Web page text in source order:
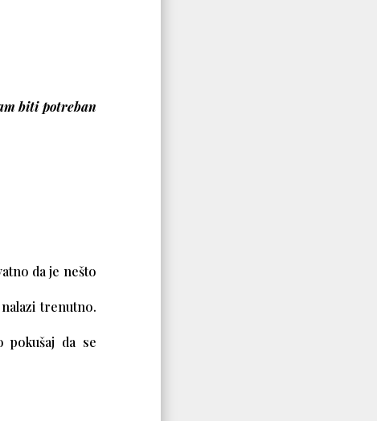
biti potreban
da je nešto
trenutno.
pokušaj da se